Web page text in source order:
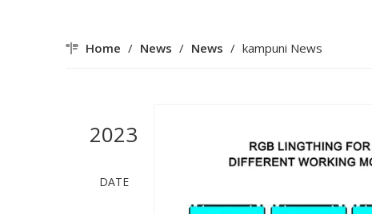
Home / News / News / kampuni News
2023
DATE